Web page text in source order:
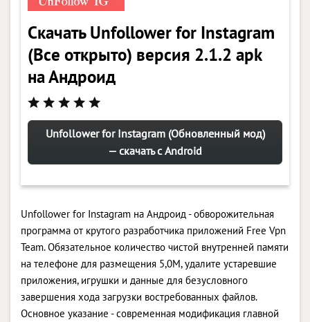
Скачать Unfollower for Instagram
(Все открыто) версия 2.1.2 apk
на Андроид
Unfollower for Instagram (Обновленный мод)
— скачать с Android
Unfollower for Instagram на Андроид - обворожительная
программа от крутого разработчика приложений Free Vpn
Team. Обязательное количество чистой внутренней памяти
на телефоне для размещения 5,0M, удалите устаревшие
приложения, игрушки и данные для безусловного
завершения хода загрузки востребованных файлов.
Основное указание - современная модификация главной